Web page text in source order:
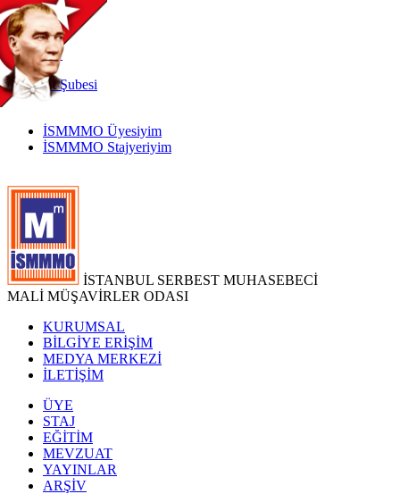
TR
|
EN
İnternetŞubesi
İSMMMO Üyesiyim
İSMMMO Stajyeriyim
İSTANBUL SERBEST MUHASEBECİ
MALİ MÜŞAVİRLER ODASI
KURUMSAL
BİLGİYE ERİŞİM
MEDYA MERKEZİ
İLETİŞİM
ÜYE
STAJ
EĞİTİM
MEVZUAT
YAYINLAR
ARŞİV